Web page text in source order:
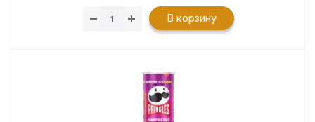
В корзину